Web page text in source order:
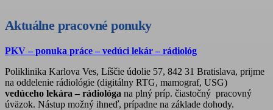
Aktuálne pracovné ponuky
PKV – ponuka práce – vedúci lekár – rádiológ
Poliklinika Karlova Ves, Líščie údolie 57, 842 31 Bratislava, prijme
na oddelenie rádiológie (digitálny RTG, mamograf, USG)
vedúceho lekára – rádiológa na plný príp. čiastočný pracovný
úväzok. Nástup možný ihneď, prípadne na základe dohody.